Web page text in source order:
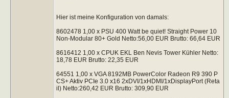
Hier ist meine Konfiguration von damals:
8602478 1,00 x PSU 400 Watt be quiet! Straight Power 10
Non-Modular 80+ Gold Netto:56,00 EUR Brutto: 66,64 EUR
8616412 1,00 x CPUK EKL Ben Nevis Tower Kühler Netto:
18,78 EUR Brutto: 22,35 EUR
64551 1,00 x VGA 8192MB PowerColor Radeon R9 390 P
CS+ Aktiv PCIe 3.0 x16 2xDVI/1xHDMI/1xDisplayPort (Reta
il) Netto:260,42 EUR Brutto: 309,90 EUR